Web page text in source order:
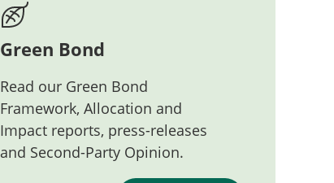
Green Bond
Read our Green Bond
Framework, Allocation and
Impact reports, press-releases
and Second-Party Opinion.